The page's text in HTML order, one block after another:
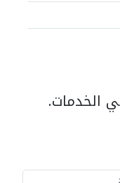
الخدمات.